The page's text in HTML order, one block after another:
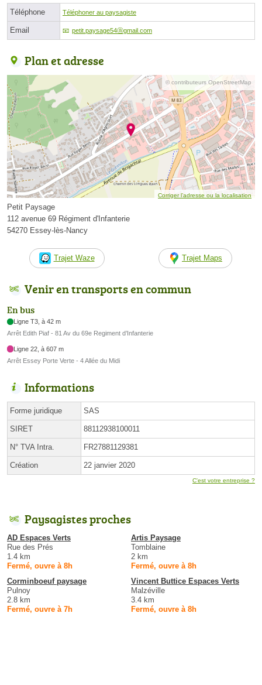
Téléphone Téléphoner au paysagiste
Email petit.paysage54ⓐgmail.com
Plan et adresse
© contributeurs OpenStreetMap
Corriger l’adresse ou la localisation
Petit Paysage
112 avenue 69 Régiment d'Infanterie
54270 Essey-lès-Nancy
Trajet Waze Trajet Maps
Venir en transports en commun
En bus
Ligne T3, à 42 m
Arrêt Edith Piaf - 81 Av du 69e Regiment d’Infanterie
Ligne 22, à 607 m
Arrêt Essey Porte Verte - 4 Allée du Midi
Informations
Forme juridique SAS
SIRET 88112938100011
N° TVA Intra. FR27881129381
Création 22 janvier 2020
C'est votre entreprise ?
Paysagistes proches
AD Espaces Verts
Rue des Prés
1.4 km
Fermé, ouvre à 8h
Artis Paysage
Tomblaine
2 km
Fermé, ouvre à 8h
Corminboeuf paysage
Pulnoy
2.8 km
Fermé, ouvre à 7h
Vincent Buttice Espaces Verts
Malzéville
3.4 km
Fermé, ouvre à 8h